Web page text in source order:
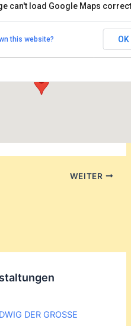
Straße 1 - Berlin
can't load Google Maps
this website? OK
WEITER
DER GROSSE